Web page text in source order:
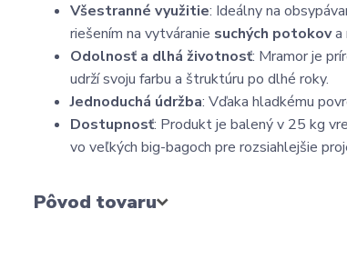
Všestranné využitie: Ideálny na
riešením na vytváranie suchých potokova
Odolnosť a dlhá životnosť: Mramor je
udrží svoju farbu a štruktúru po dlhé roky.
Jednoduchá údržba: Vďaka hladkému
Dostupnosť: Produkt je balený v 25 kg
vo veľkých big-bagoch pre rozsiahlejšie
Pôvod tovaru